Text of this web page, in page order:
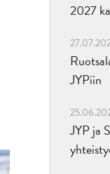
2027
JYPiin
JYP ja